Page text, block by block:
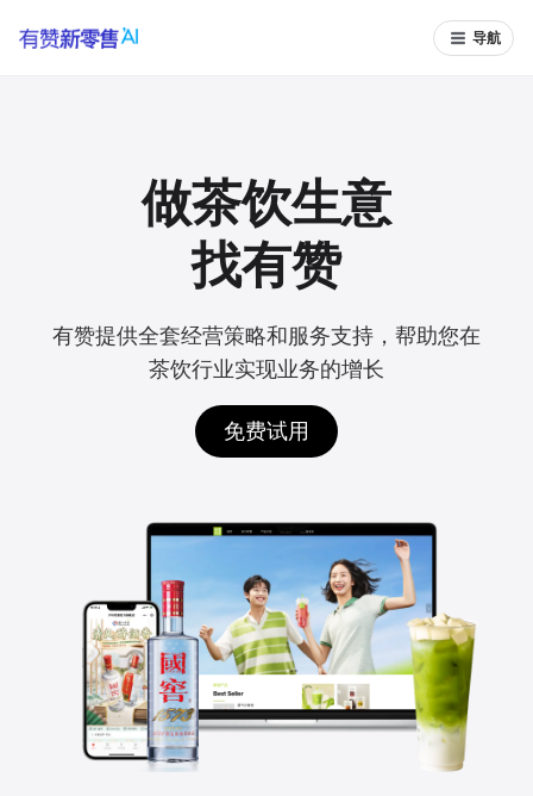
导航
做茶饮生意
找有赞
有赞提供全套经营策略和服务支持，帮助您在
茶饮行业实现业务的增长
免费试用